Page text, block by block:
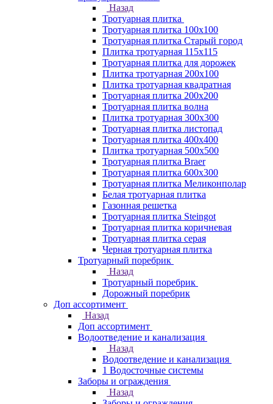
Назад
Тротуарная плитка
Тротуарная плитка 100x100
Тротуарная плитка Старый город
Плитка тротуарная 115x115
Тротуарная плитка для дорожек
Плитка тротуарная 200х100
Плитка тротуарная квадратная
Тротуарная плитка 200х200
Тротуарная плитка волна
Плитка тротуарная 300х300
Тротуарная плитка листопад
Тротуарная плитка 400х400
Плитка тротуарная 500x500
Тротуарная плитка Braer
Тротуарная плитка 600х300
Тротуарная плитка Меликонполар
Белая тротуарная плитка
Газонная решетка
Тротуарная плитка Steingot
Тротуарная плитка коричневая
Тротуарная плитка серая
Черная тротуарная плитка
Тротуарный поребрик
Назад
Тротуарный поребрик
Дорожный поребрик
Доп ассортимент
Назад
Доп ассортимент
Водоотведение и канализация
Назад
Водоотведение и канализация
1 Водосточные системы
Заборы и ограждения
Назад